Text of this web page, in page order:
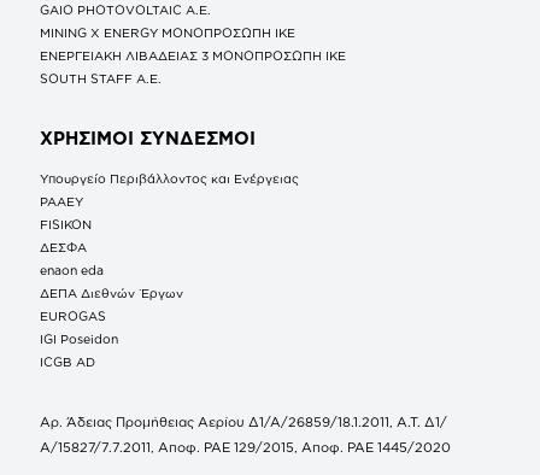
GAIO PHOTOVOLTAIC Α.Ε.
MINING X ENERGY ΜΟΝΟΠΡΟΣΩΠΗ ΙΚΕ
ΕΝΕΡΓΕΙΑΚΗ ΛΙΒΑΔΕΙΑΣ 3 ΜΟΝΟΠΡΟΣΩΠΗ ΙΚΕ
SOUTH STAFF Α.Ε.
ΧΡΗΣΙΜΟΙ ΣΥΝΔΕΣΜΟΙ
Υπουργείο Περιβάλλοντος και Ενέργειας
ΡΑΑΕΥ
FISIKON
ΔΕΣΦΑ
enaon eda
ΔΕΠΑ Διεθνών Έργων
EUROGAS
IGI Poseidon
ICGB AD
Αρ. Άδειας Προμήθειας Αερίου Δ1/Α/26859/18.1.2011, Α.Τ. Δ1/
Α/15827/7.7.2011, Αποφ. ΡΑΕ 129/2015, Αποφ. ΡΑΕ 1445/2020